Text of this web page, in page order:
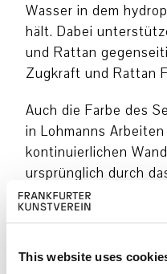
This website uses
Wasser in dem
hält. Dabei
und Rattan
Zugkraft und Rattan
Auch die Farbe des
in Lohmanns
kontinuierlichen
ursprünglich durch
gefärbten
Ohmuund
durchsichtigen Gelb